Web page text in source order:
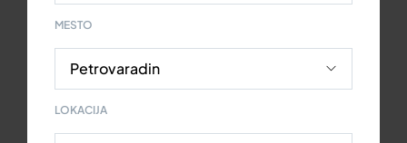
MESTO
LOKACIJA